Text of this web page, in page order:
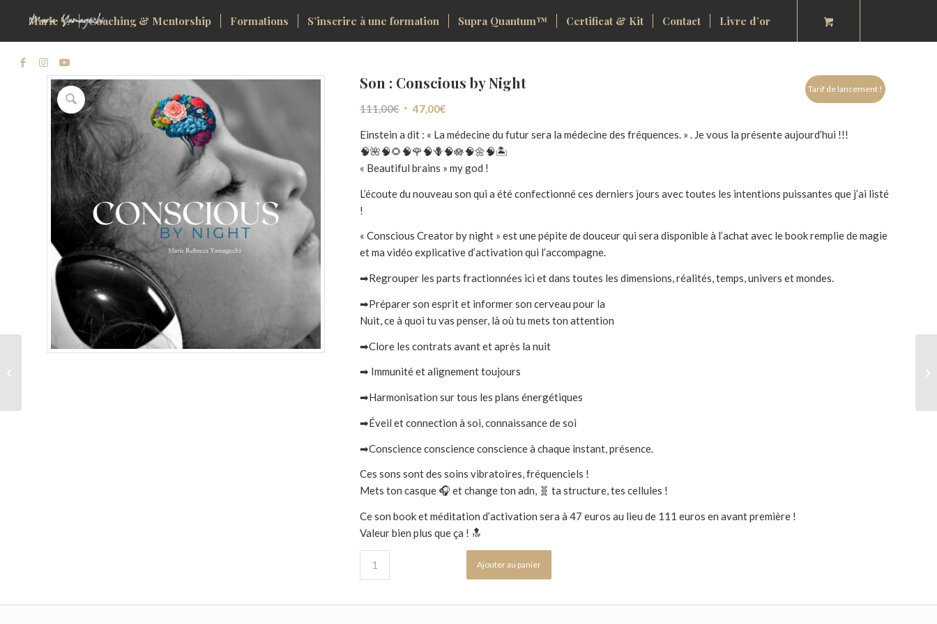
Marie Y. Coaching & Mentorship Formations S’inscrire à une formation Supra Quantum™ Certificat & Kit Contact Livre d’or
Tarif de lancement !
Son : Conscious by Night
111,00€ Le
initial
était :
111,00€.
47,00€
actuel
est :
47,00€.
Einstein a dit : « La médecine du futur sera la médecine des fréquences. » . Je vous la présente aujourd’hui !!!
🧠🌺🧠🌻🧠🌹🧠🪻🧠🪷🧠🌼🧠🏝
« Beautiful brains » my god !
L’écoute du nouveau son qui a été confectionné ces derniers jours avec toutes les intentions puissantes que j’ai listé
!
« Conscious Creator by night » est une pépite de douceur qui sera disponible à l’achat avec le book remplie de magie
et ma vidéo explicative d’activation qui l’accompagne.
➡Regrouper les parts fractionnées ici et dans toutes les dimensions, réalités, temps, univers et mondes.
➡Préparer son esprit et informer son cerveau pour la
Nuit, ce à quoi tu vas penser, là où tu mets ton attention
➡Clore les contrats avant et après la nuit
➡ Immunité et alignement toujours
➡Harmonisation sur tous les plans énergétiques
➡Éveil et connection à soi, connaissance de soi
➡Conscience conscience conscience à chaque instant, présence.
Ces sons sont des soins vibratoires, fréquenciels !
Mets ton casque 🎧 et change ton adn, 🧬 ta structure, tes cellules !
Ce son book et méditation d’activation sera à 47 euros au lieu de 111 euros en avant première !
Valeur bien plus que ça ! 🔝
Ajouter au panier